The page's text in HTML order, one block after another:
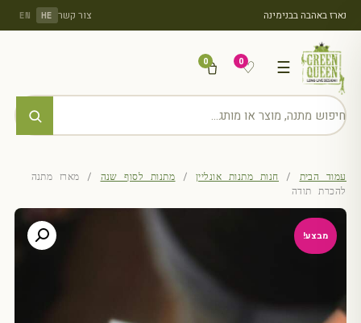
נארז באהבה בבנימינה צור קשר HE
EN
☰
♡
0
0
עמוד הבית / חנות מתנות אונליין / מתנות לסוף שנה / מארז מתנה
להכרת תודה
מבצע!